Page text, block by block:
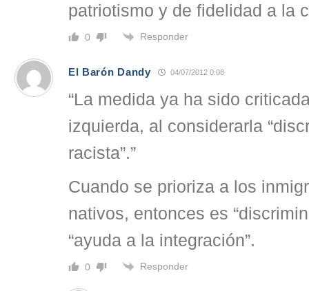
patriotismo y de fidelidad a la
0 Responder
El Barón Dandy 04/07/2012 0:08
“La medida ya ha sido
izquierda, al considerarla
racista”.”
Cuando se prioriza a los
nativos, entonces es
“ayuda a la integración”.
0 Responder